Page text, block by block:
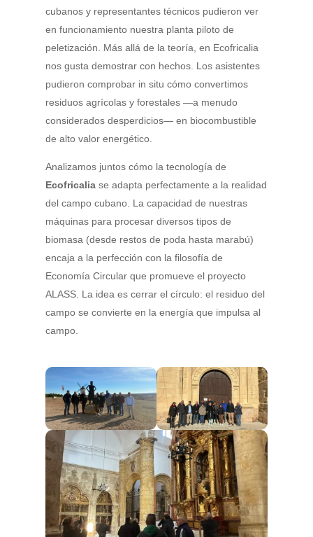
cubanos y representantes técnicos pudieron ver
en funcionamiento nuestra planta piloto de
peletización. Más allá de la teoría, en Ecofricalia
nos gusta demostrar con hechos. Los asistentes
pudieron comprobar in situ cómo convertimos
residuos agrícolas y forestales —a menudo
considerados desperdicios— en biocombustible
de alto valor energético.
Analizamos juntos cómo la tecnología de
Ecofricalia se adapta perfectamente a la realidad
del campo cubano. La capacidad de nuestras
máquinas para procesar diversos tipos de
biomasa (desde restos de poda hasta marabú)
encaja a la perfección con la filosofía de
Economía Circularque promueve el proyecto
ALASS. La idea es cerrar el círculo: el residuo del
campo se convierte en la energía que impulsa al
campo.